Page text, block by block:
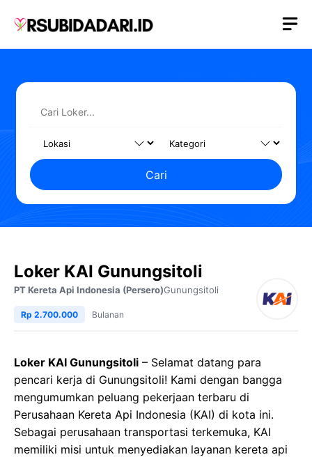
Cari
Loker KAI Gunungsitoli
PT Kereta Api Indonesia (Persero)Gunungsitoli
Rp 2.700.000 Bulanan
Loker KAI Gunungsitoli – Selamat datang para
pencari kerja di Gunungsitoli! Kami dengan bangga
mengumumkan peluang pekerjaan terbaru di
Perusahaan Kereta Api Indonesia (KAI) di kota ini.
Sebagai perusahaan transportasi terkemuka, KAI
memiliki misi untuk menyediakan layanan kereta api